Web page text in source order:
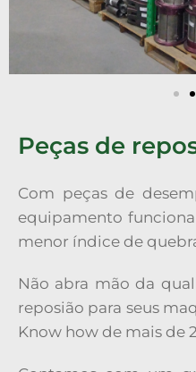
Peças de
Com peças de
equipamento
menor índice de
Não abra mão da
reposião para seus
Know how de mais de